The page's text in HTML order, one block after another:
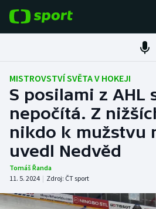
Fotbal
Hokej
Tenis
Atletika
MISTROVSTVÍ SVĚTA V HOKEJI
S posilami z AHL
nepočítá. Z
nikdo k mužstvu
uvedl Nedvěd
Tomáš Řanda
11. 5. 2024 | Zdroj: ČT sport